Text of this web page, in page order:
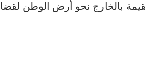
بالخارج نحو أرض الوطن